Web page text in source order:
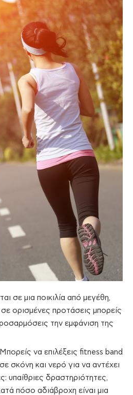
σε μια ποικιλία από μεγέθη,
ορισμένες προτάσεις μπορείς
την εμφάνιση της
να επιλέξεις fitness band
σκόνη και νερό για να αντέχει
υπαίθριες δραστηριότητες,
πόσο αδιάβροχη είναι μια